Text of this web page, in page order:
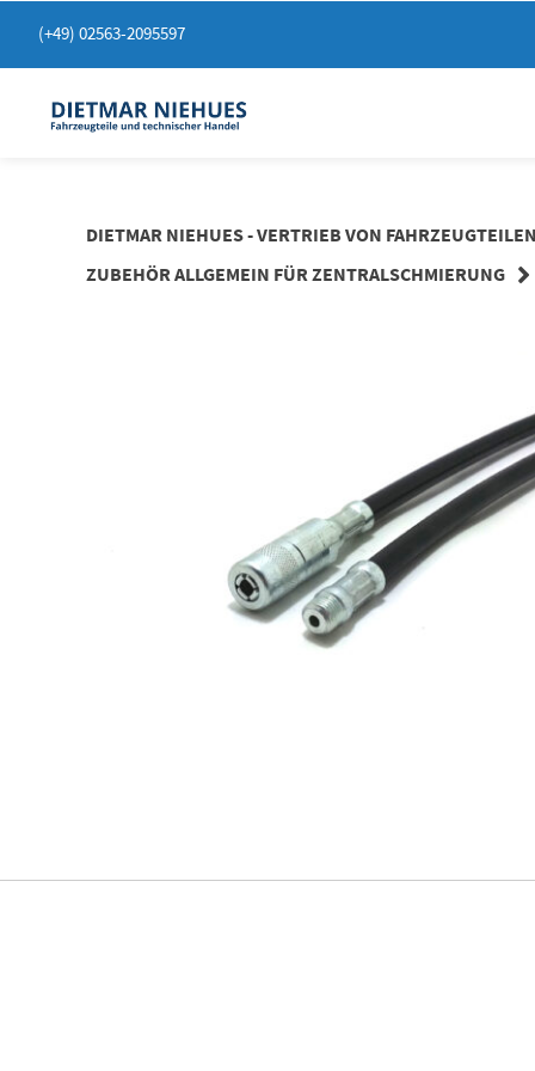
zum
(+49) 02563-2095597
DIETMAR NIEHUES - VERTRIEB VON
ZUBEHÖR ALLGEMEIN FÜR ZENTRALSCHMIERUNG